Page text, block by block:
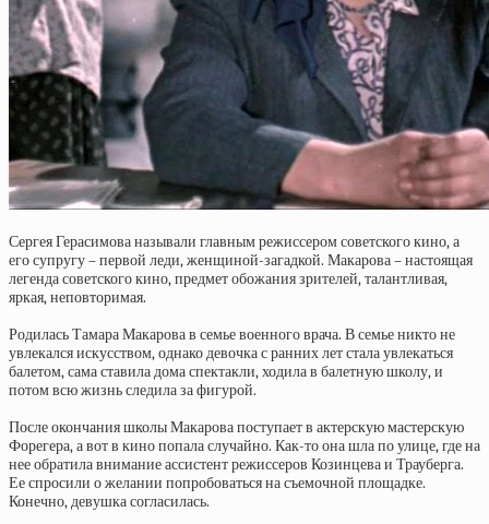
Сергея Герасимова называли главным режиссером советского кино, а
его супругу – первой леди, женщиной-загадкой. Макарова – настоящая
легенда советского кино, предмет обожания зрителей, талантливая,
яркая, неповторимая.
Родилась Тамара Макарова в семье военного врача. В семье никто не
увлекался искусством, однако девочка с ранних лет стала увлекаться
балетом, сама ставила дома спектакли, ходила в балетную школу, и
потом всю жизнь следила за фигурой.
После окончания школы Макарова поступает в актерскую мастерскую
Форегера, а вот в кино попала случайно. Как-то она шла по улице, где на
нее обратила внимание ассистент режиссеров Козинцева и Трауберга.
Ее спросили о желании попробоваться на съемочной площадке.
Конечно, девушка согласилась.